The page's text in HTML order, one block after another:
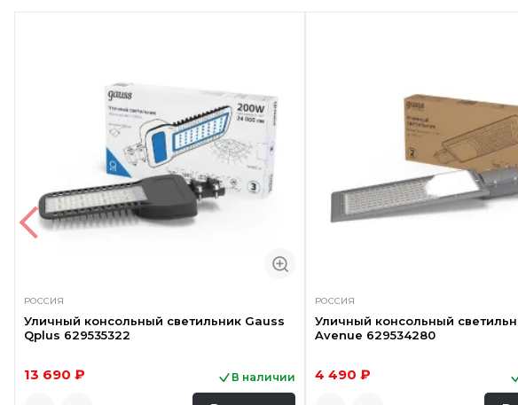
РОССИЯ
Уличный консольный светильник Gauss
Qplus 629535322
13 690 ₽ В наличии
РОССИЯ
Уличный консольный
Avenue 629534280
4 490 ₽